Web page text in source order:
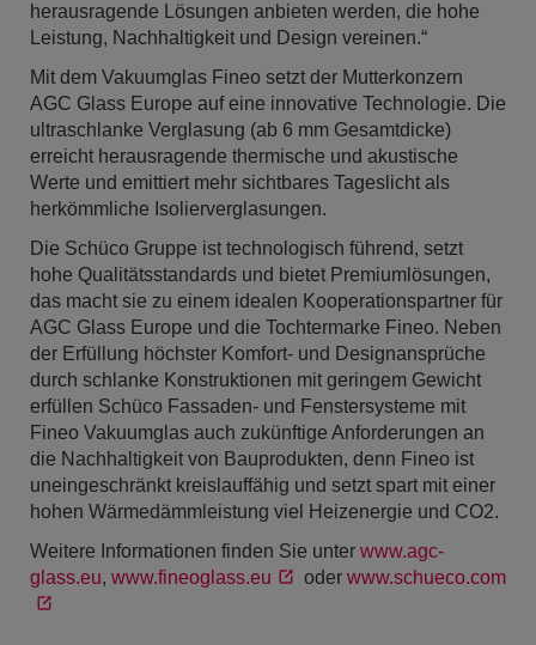
herausragende Lösungen anbieten werden, die hohe
Leistung, Nachhaltigkeit und Design vereinen.“
Mit dem Vakuumglas Fineo setzt der Mutterkonzern
AGC Glass Europe auf eine innovative Technologie. Die
ultraschlanke Verglasung (ab 6 mm Gesamtdicke)
erreicht herausragende thermische und akustische
Werte und emittiert mehr sichtbares Tageslicht als
herkömmliche Isolierverglasungen.
Die Schüco Gruppe ist technologisch führend, setzt
hohe Qualitätsstandards und bietet Premiumlösungen,
das macht sie zu einem idealen Kooperationspartner für
AGC Glass Europe und die Tochtermarke Fineo. Neben
der Erfüllung höchster Komfort- und Designansprüche
durch schlanke Konstruktionen mit geringem Gewicht
erfüllen Schüco Fassaden- und Fenstersysteme mit
Fineo Vakuumglas auch zukünftige Anforderungen an
die Nachhaltigkeit von Bauprodukten, denn Fineo ist
uneingeschränkt kreislauffähig und setzt spart mit einer
hohen Wärmedämmleistung viel Heizenergie und CO2.
Weitere Informationen finden Sie unter www.agc-
glass.eu, www.fineoglass.eu oder www.schueco.com